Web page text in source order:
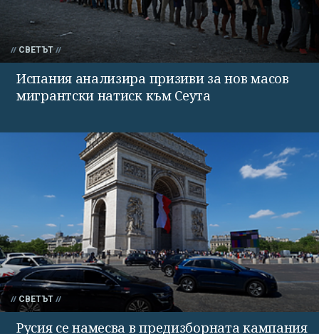
СВЕТЪТ
Испания анализира призиви за нов масов
мигрантски натиск към Сеута
СВЕТЪТ
Русия се намесва в предизборната кампания